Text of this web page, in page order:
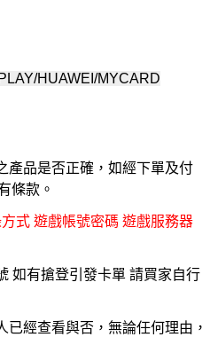
HUAWEI/MYCARD
產品是否正確，如經下單及付
條款。
式 遊戲帳號密碼 遊戲服務器
如有搶登引發卡單 請買家自行
經查看與否，無論任何理由，